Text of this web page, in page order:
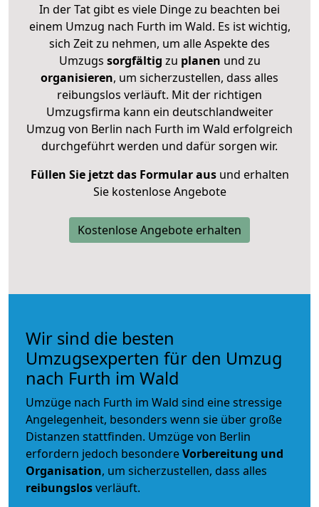
In der Tat gibt es viele Dinge zu beachten bei
einem Umzug nach Furth im Wald. Es ist wichtig,
sich Zeit zu nehmen, um alle Aspekte des
Umzugs sorgfältig zu planen und zu
organisieren, um sicherzustellen, dass alles
reibungslos verläuft. Mit der richtigen
Umzugsfirma kann ein deutschlandweiter
Umzug von Berlin nach Furth im Wald erfolgreich
durchgeführt werden und dafür sorgen wir.
Füllen Sie jetzt das Formular ausund erhalten
Sie kostenlose Angebote
Kostenlose Angebote erhalten
Wir sind die besten
Umzugsexperten für den Umzug
nach Furth im Wald
Umzüge nach Furth im Wald sind eine stressige
Angelegenheit, besonders wenn sie über große
Distanzen stattfinden. Umzüge von Berlin
erfordern jedoch besondereVorbereitung und
Organisation, um sicherzustellen, dass alles
reibungslosverläuft.